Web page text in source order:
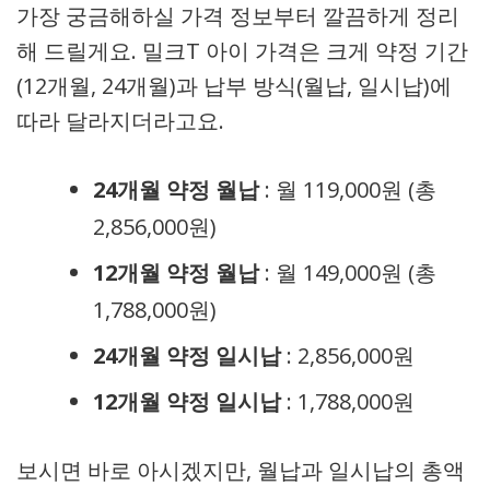
가장 궁금해하실 가격 정보부터 깔끔하게 정리
해 드릴게요. 밀크T 아이 가격은 크게 약정 기간
(12개월, 24개월)과 납부 방식(월납, 일시납)에
따라 달라지더라고요.
24개월 약정 월납: 월 119,000원 (총
2,856,000원)
12개월 약정 월납: 월 149,000원 (총
1,788,000원)
24개월 약정 일시납: 2,856,000원
12개월 약정 일시납: 1,788,000원
보시면 바로 아시겠지만, 월납과 일시납의 총액